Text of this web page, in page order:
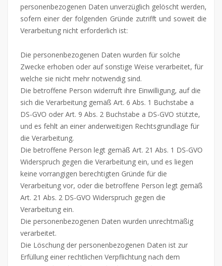
personenbezogenen Daten unverzüglich gelöscht werden,
sofern einer der folgenden Gründe zutrifft und soweit die
Verarbeitung nicht erforderlich ist:
Die personenbezogenen Daten wurden für solche
Zwecke erhoben oder auf sonstige Weise verarbeitet, für
welche sie nicht mehr notwendig sind.
Die betroffene Person widerruft ihre Einwilligung, auf die
sich die Verarbeitung gemäß Art. 6 Abs. 1 Buchstabe a
DS-GVO oder Art. 9 Abs. 2 Buchstabe a DS-GVO stützte,
und es fehlt an einer anderweitigen Rechtsgrundlage für
die Verarbeitung.
Die betroffene Person legt gemäß Art. 21 Abs. 1 DS-GVO
Widerspruch gegen die Verarbeitung ein, und es liegen
keine vorrangigen berechtigten Gründe für die
Verarbeitung vor, oder die betroffene Person legt gemäß
Art. 21 Abs. 2 DS-GVO Widerspruch gegen die
Verarbeitung ein.
Die personenbezogenen Daten wurden unrechtmäßig
verarbeitet.
Die Löschung der personenbezogenen Daten ist zur
Erfüllung einer rechtlichen Verpflichtung nach dem